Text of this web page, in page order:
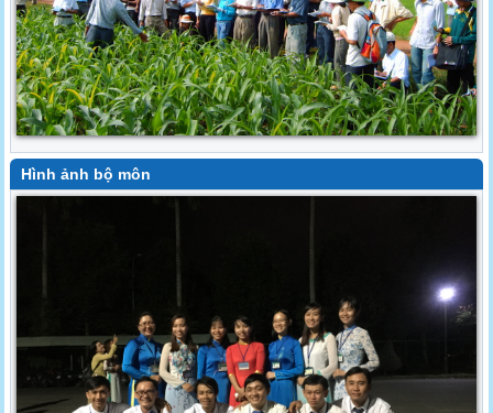
Hình ảnh bộ môn